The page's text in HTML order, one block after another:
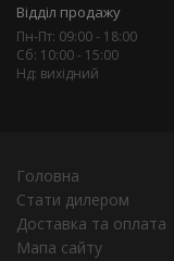
Відділ продажу
Пн-Пт: 09:00 - 18:00
Сб: 10:00 - 15:00
Нд: вихідний
Головна
Стати дилером
Доставка та оплата
Мапа сайту